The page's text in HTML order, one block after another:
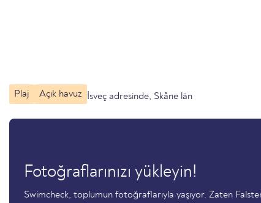
Plaj Açık havuz İsveç adresinde, Skåne län
Fotoğraflarınızı yükleyin!
Swimcheck, toplumun fotoğraflarıyla yaşıyor. Zaten